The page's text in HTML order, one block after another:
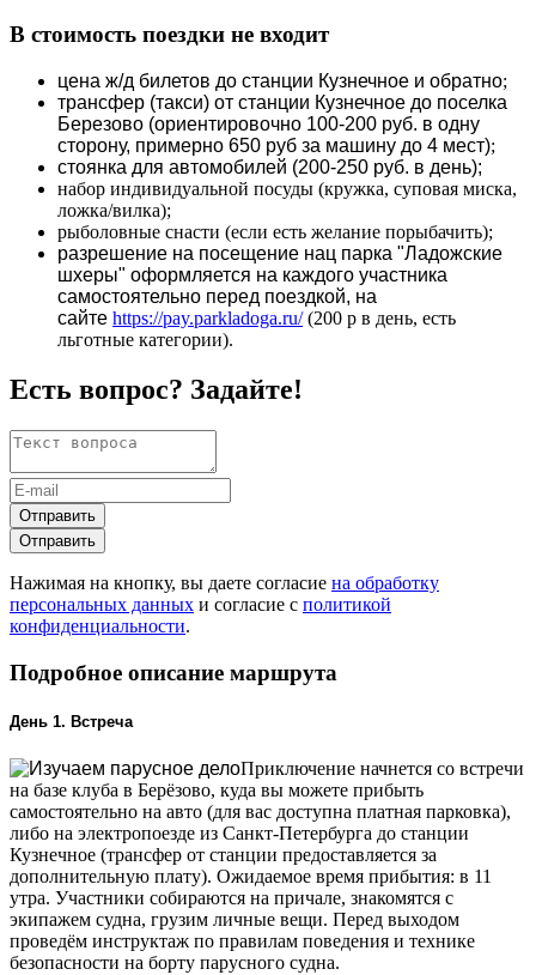
В стоимость поездки не входит
цена ж/д билетов до станции Кузнечное и обратно;
трансфер (такси) от станции Кузнечное до поселка
Березово (ориентировочно 100-200 руб. в одну
сторону, примерно 650 руб за машину до 4 мест);
стоянка для автомобилей (200-250 руб. в день);
набор индивидуальной посуды (кружка, суповая миска,
ложка/вилка);
рыболовные снасти (если есть желание порыбачить);
разрешение на посещение нац парка "Ладожские
шхеры" оформляется на каждого участника
самостоятельно перед поездкой, на
сайте https://pay.parkladoga.ru/(200 р в день, есть
льготные категории).
Есть вопрос? Задайте!
Отправить
Отправить
Нажимая на кнопку, вы даете согласие на обработку
персональных данных и согласие с политикой
конфиденциальности.
Подробное описание маршрута
День 1. Встреча
Приключение начнется со встречи
на базе клуба в Берёзово, куда вы можете прибыть
самостоятельно на авто (для вас доступна платная парковка),
либо на электропоезде из Санкт-Петербурга до станции
Кузнечное (трансфер от станции предоставляется за
дополнительную плату). Ожидаемое время прибытия: в 11
утра. Участники собираются на причале, знакомятся с
экипажем судна, грузим личные вещи. Перед выходом
проведём инструктаж по правилам поведения и технике
безопасности на борту парусного судна.